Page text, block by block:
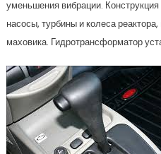
уменьшения вибрации.
насосы, турбины и колеса
маховика. Гидротрансформатор